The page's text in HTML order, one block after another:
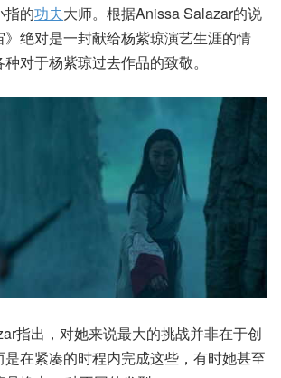
指的功夫大师。根据Anissa Salazar的说
绝对是一封献给杨紫琼演艺生涯的情
对于杨紫琼过去作品的致敬。
指出，对她来说最大的挑战并非在于创
在紧凑的时程内完成这些，有时她甚至